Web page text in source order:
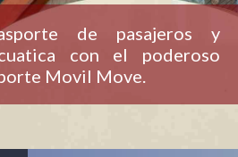
de pasajeros y
con el poderoso
Movil Move.